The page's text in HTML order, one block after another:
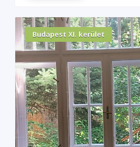
Budapest XI. kerület